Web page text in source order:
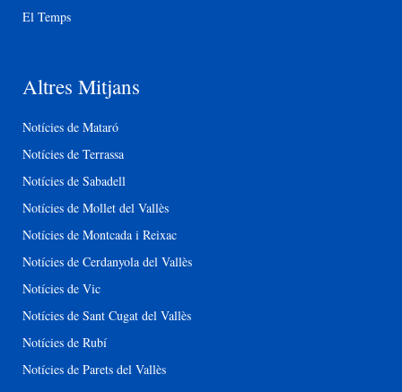
El Temps
Altres Mitjans
Notícies de Mataró
Notícies de Terrassa
Notícies de Sabadell
Notícies de Mollet del Vallès
Notícies de Montcada i Reixac
Notícies de Cerdanyola del Vallès
Notícies de Vic
Notícies de Sant Cugat del Vallès
Notícies de Rubí
Notícies de Parets del Vallès